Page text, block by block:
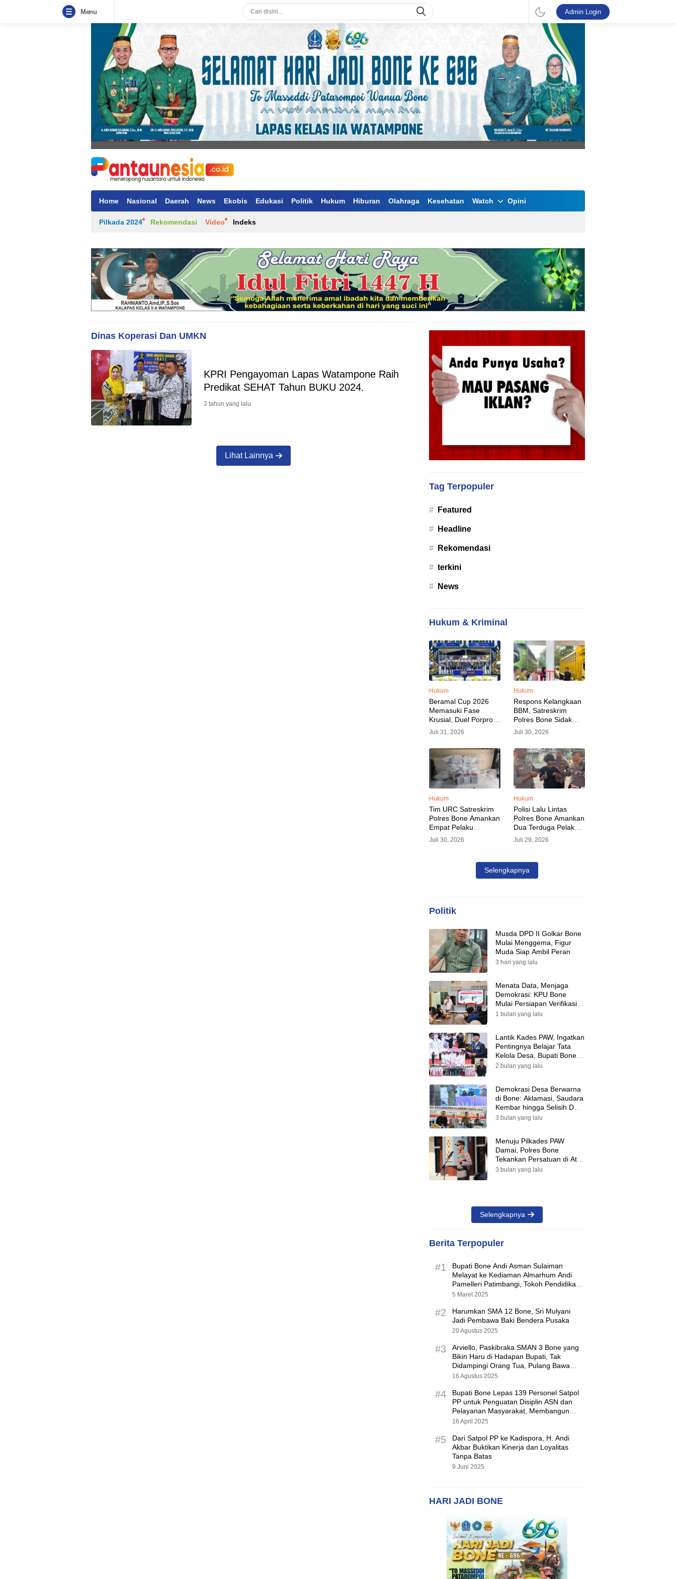
Menu Admin Login
Home Nasional Daerah News Ekobis Edukasi Politik Hukum Hiburan Olahraga Kesehatan Watch Opini
Pilkada 2024 Rekomendasi Video Indeks
Dinas Koperasi Dan UMKN
KPRI Pengayoman Lapas Watampone Raih
Predikat SEHAT Tahun BUKU 2024.
2 tahun yang lalu
Lihat Lainnya
Tag Terpopuler
# Featured
# Headline
# Rekomendasi
# terkini
# News
Hukum & Kriminal
Hukum
Beramal Cup 2026
Memasuki Fase
Krusial, Duel Porprov
Bone vs Trikora Wajo
Jadi Sorotan Malam
Ini
Juli 31, 2026
Hukum
Respons Kelangkaan
BBM, Satreskrim
Polres Bone Sidak
SPBU dan Pangkalan
LPG, AKP Alvin Aji
Imbau Pengelola
SPBU Agar Distribusi
BBM Tepat Sasaran
Juli 30, 2026
Hukum
Tim URC Satreskrim
Polres Bone Amankan
Empat Pelaku
Pencurian Aset PLN,
Kerugian Ditaksir
Juli 30, 2026
Hukum
Polisi Lalu Lintas
Polres Bone Amankan
Dua Terduga Pelaku
Penyalahgunaan
Sabu Saat Razia
Juli 29, 2026
Selengkapnya
Politik
Musda DPD II Golkar Bone
Mulai Menggema, Figur
Muda Siap Ambil Peran
3 hari yang lalu
Menata Data, Menjaga
Demokrasi: KPU Bone
Mulai Persiapan Verifikasi
Partai Politik Menuju Pemilu
1 bulan yang lalu
Lantik Kades PAW, Ingatkan
Pentingnya Belajar Tata
Kelola Desa, Bupati Bone:
Tak Ada Lagi Kubu,
2 bulan yang lalu
Demokrasi Desa Berwarna
di Bone: Aklamasi, Saudara
Kembar hingga Selisih Dua
Suara Warnai Pilkades PAW
3 bulan yang lalu
Menuju Pilkades PAW
Damai, Polres Bone
Tekankan Persatuan di Atas
Perbedaan Pilihan
3 bulan yang lalu
Selengkapnya
Berita Terpopuler
#1
Bupati Bone Andi Asman Sulaiman
Melayat ke Kediaman Almarhum Andi
Pamelleri Patimbangi, Tokoh Pendidikan
Kabupaten Bone
5 Maret 2025
#2
Harumkan SMA 12 Bone, Sri Mulyani
Jadi Pembawa Baki Bendera Pusaka
20 Agustus 2025
#3
Arviello, Paskibraka SMAN 3 Bone yang
Bikin Haru di Hadapan Bupati, Tak
Didampingi Orang Tua, Pulang Bawa
Hadiah Motor
16 Agustus 2025
#4
Bupati Bone Lepas 139 Personel Satpol
PP untuk Penguatan Disiplin ASN dan
Pelayanan Masyarakat, Membangun
Pemerintahan yang Tertib dan Melayani
16 April 2025
#5
Dari Satpol PP ke Kadispora, H. Andi
Akbar Buktikan Kinerja dan Loyalitas
Tanpa Batas
9 Juni 2025
HARI JADI BONE